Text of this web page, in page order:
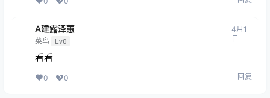
A建露泽蕙
菜鸟 Lv0
4月1
日
看看
0 0 回复